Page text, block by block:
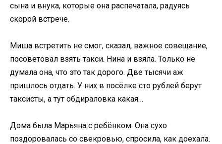
сына и внука, которые она распечатала, радуясь
скорой встрече.
Миша встретить не смог, сказал, важное совещание,
посоветовал взять такси. Нина и взяла. Только не
думала она, что это так дорого. Две тысячи аж
пришлось отдать. У них в посёлке сто рублей берут
таксисты, а тут обдираловка какая…
Дома была Марьяна с ребёнком. Она сухо
поздоровалась со свекровью, спросила, как доехала.